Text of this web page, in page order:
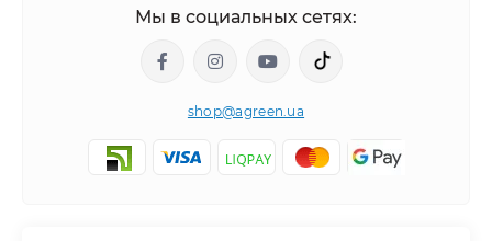
Мы в социальных сетях:
shop@agreen.ua